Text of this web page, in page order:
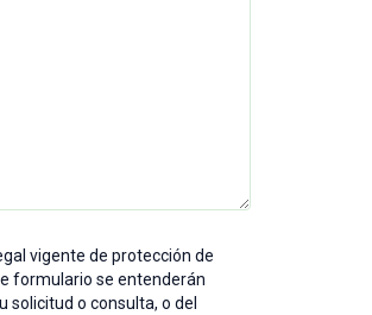
vigente de protección de
formulario se entenderán
o consulta, o del